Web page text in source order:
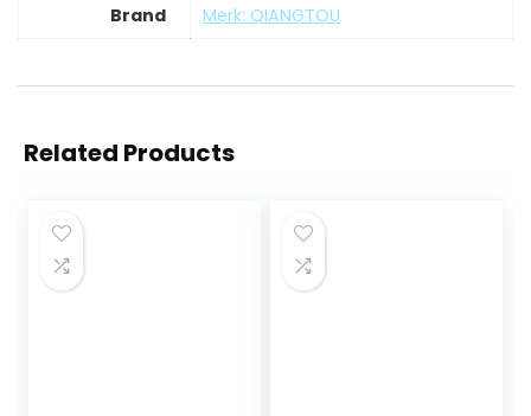
Brand
Merk: QIANGTOU
Related Products